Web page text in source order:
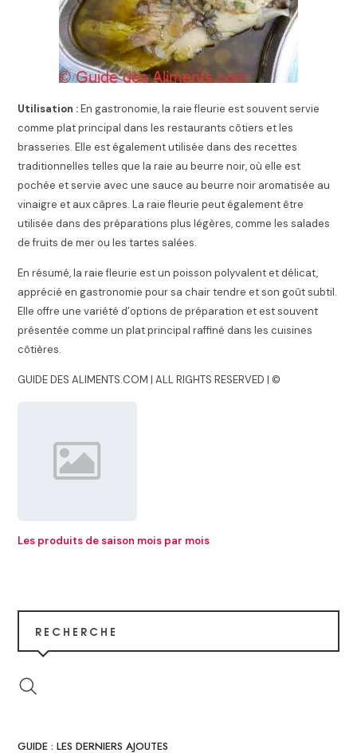
Utilisation :En gastronomie, la raie fleurie est souvent servie
comme plat principal dans les restaurants côtiers et les
brasseries. Elle est également utilisée dans des recettes
traditionnelles telles que la raie au beurre noir, où elle est
pochée et servie avec une sauce au beurre noir aromatisée au
vinaigre et aux câpres. La raie fleurie peut également être
utilisée dans des préparations plus légères, comme les salades
de fruits de mer ou les tartes salées.
En résumé, la raie fleurie est un poisson polyvalent et délicat,
apprécié en gastronomie pour sa chair tendre et son goût subtil.
Elle offre une variété d’options de préparation et est souvent
présentée comme un plat principal raffiné dans les cuisines
côtières.
GUIDE DES ALIMENTS.COM | ALL RIGHTS RESERVED | ©
Les produits de saison mois par mois
RECHERCHE
GUIDE : LES DERNIERS AJOUTES